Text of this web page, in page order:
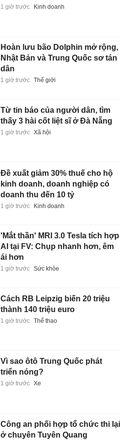
1 giờ trước Kinh doanh
Hoàn lưu bão Dolphin mở rộng,
Nhật Bản và Trung Quốc sơ tán
dân
1 giờ trước Thế giới
Từ tin báo của người dân, tìm
thấy 3 hài cốt liệt sĩ ở Đà Nẵng
1 giờ trước Xã hội
Đề xuất giảm 30% thuế cho hộ
kinh doanh, doanh nghiệp có
doanh thu đến 10 tỷ
1 giờ trước Kinh doanh
'Mắt thần' MRI 3.0 Tesla tích hợp
AI tại FV: Chụp nhanh hơn, êm
ái hơn
1 giờ trước Sức khỏe
Cách RB Leipzig biến 20 triệu
thành 140 triệu euro
1 giờ trước Thể thao
Vì sao ôtô Trung Quốc phát
triển nóng?
1 giờ trước Xe
Công an phối hợp tổ chức thi lại
ở chuyên Tuyên Quang